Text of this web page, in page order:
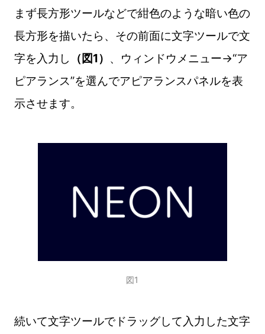
まず長方形ツールなどで紺色のような暗い色の
長方形を描いたら、その前面に文字ツールで文
字を入力し
（図1） 、ウィンドウメニュー→“ア
ピアランス”を選んでアピアランスパネルを表
示させます。
図1
続いて文字ツールでドラッグして入力した文字